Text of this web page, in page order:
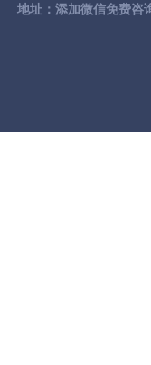
地址：添加微信免费咨